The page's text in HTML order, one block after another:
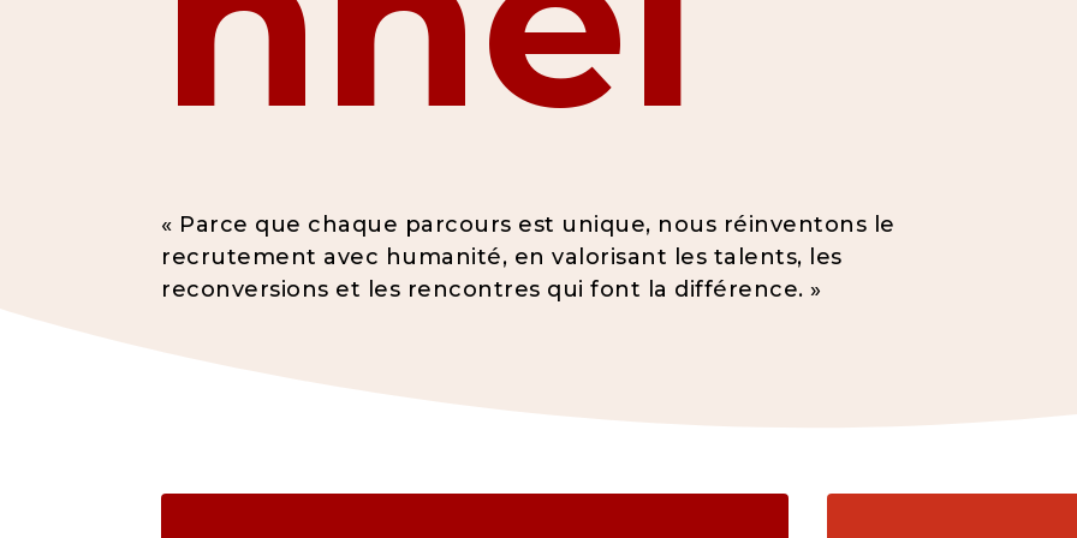
« Parce que chaque parcours est unique, nous réinventons le
recrutement avec humanité, en valorisant les talents, les
reconversions et les rencontres qui font la différence. »